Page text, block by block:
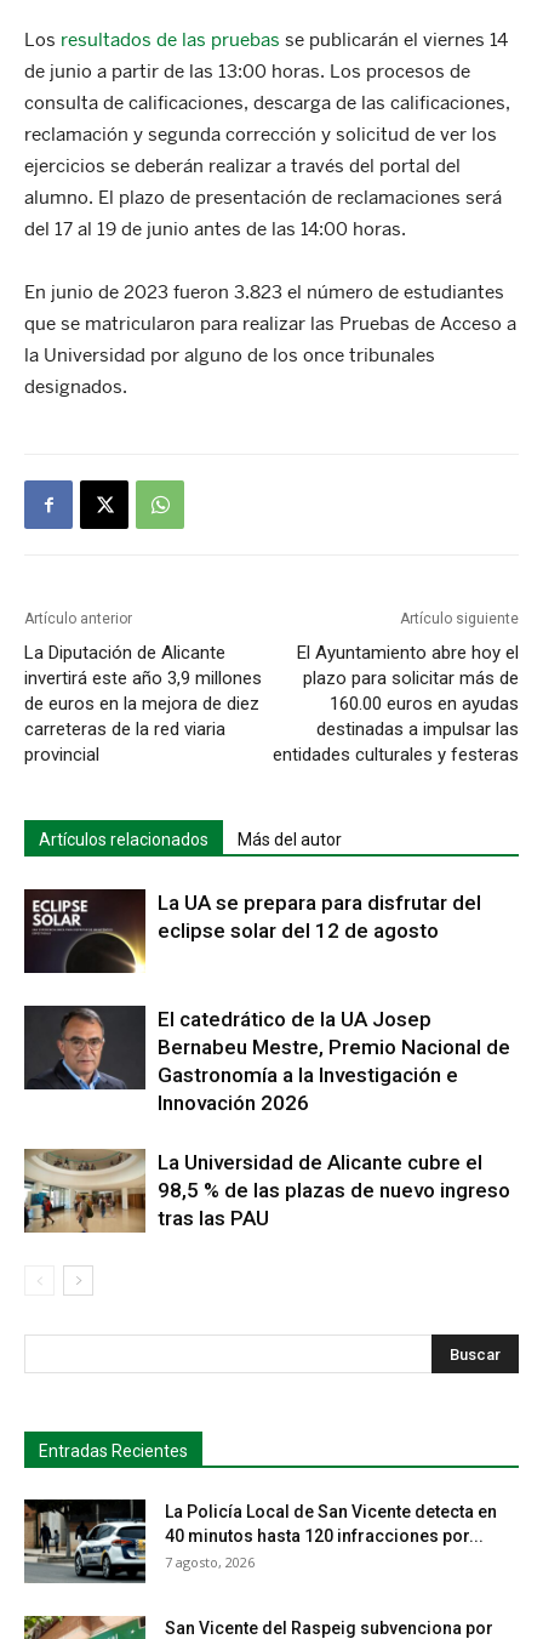
Los resultados de las pruebas se publicarán el viernes 14
de junio a partir de las 13:00 horas. Los procesos de
consulta de calificaciones, descarga de las calificaciones,
reclamación y segunda corrección y solicitud de ver los
ejercicios se deberán realizar a través del portal del
alumno. El plazo de presentación de reclamaciones será
del 17 al 19 de junio antes de las 14:00 horas.
En junio de 2023 fueron 3.823 el número de estudiantes
que se matricularon para realizar las Pruebas de Acceso a
la Universidad por alguno de los once tribunales
designados.
Artículo anterior
La Diputación de Alicante
invertirá este año 3,9 millones
de euros en la mejora de diez
carreteras de la red viaria
provincial
Artículo siguiente
El Ayuntamiento abre hoy el
plazo para solicitar más de
160.00 euros en ayudas
destinadas a impulsar las
entidades culturales y festeras
Artículos relacionados Más del autor
La UA se prepara para disfrutar del
eclipse solar del 12 de agosto
El catedrático de la UA Josep
Bernabeu Mestre, Premio Nacional de
Gastronomía a la Investigación e
Innovación 2026
La Universidad de Alicante cubre el
98,5 % de las plazas de nuevo ingreso
tras las PAU
Entradas Recientes
La Policía Local de San Vicente detecta en
40 minutos hasta 120 infracciones por...
7 agosto, 2026
San Vicente del Raspeig subvenciona por